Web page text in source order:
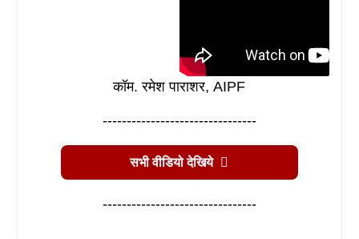
कॉम. रमेश पाराशर, AIPF
--------------------------------
सभी वीडियो देखिये
--------------------------------